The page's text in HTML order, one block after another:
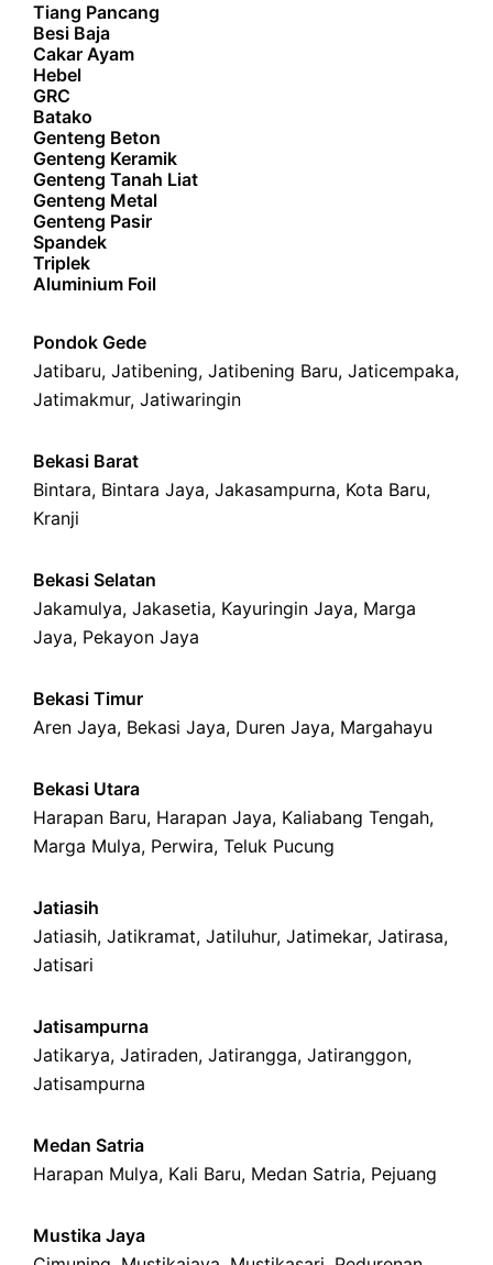
Tiang Pancang
Besi Baja
Cakar Ayam
Hebel
GRC
Batako
Genteng Beton
Genteng Keramik
Genteng Tanah Liat
Genteng Metal
Genteng Pasir
Spandek
Triplek
Aluminium Foil
Pondok Gede
Jatibaru, Jatibening, Jatibening Baru, Jaticempaka,
Jatimakmur, Jatiwaringin
Bekasi Barat
Bintara, Bintara Jaya, Jakasampurna, Kota Baru,
Kranji
Bekasi Selatan
Jakamulya, Jakasetia, Kayuringin Jaya, Marga
Jaya, Pekayon Jaya
Bekasi Timur
Aren Jaya, Bekasi Jaya, Duren Jaya, Margahayu
Bekasi Utara
Harapan Baru, Harapan Jaya, Kaliabang Tengah,
Marga Mulya, Perwira, Teluk Pucung
Jatiasih
Jatiasih, Jatikramat, Jatiluhur, Jatimekar, Jatirasa,
Jatisari
Jatisampurna
Jatikarya, Jatiraden, Jatirangga, Jatiranggon,
Jatisampurna
Medan Satria
Harapan Mulya, Kali Baru, Medan Satria, Pejuang
Mustika Jaya